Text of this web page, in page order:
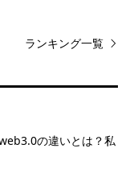
ランキング一覧
の違いとは？私